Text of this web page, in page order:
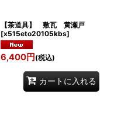
【茶道具】 敷瓦 黄瀬戸
[x515eto20105kbs]
6,400円 (税込)
カートに入れる